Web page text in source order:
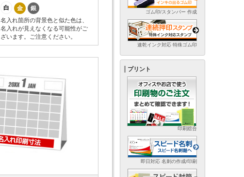
白 金
銀
名入れ箇所の背景色と似た色は、
名入れが見えなくなる可能性がご
ざいます。ご注意ください。
ゴム印/スタンパー 作成
速乾インク対応 特殊ゴム印
プリント
印刷総合
即日対応 名刺の作成/印刷